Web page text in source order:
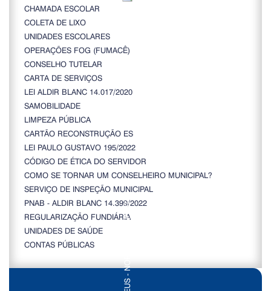
CHAMADA ESCOLAR
COLETA DE LIXO
UNIDADES ESCOLARES
OPERAÇÕES FOG (FUMACÊ)
CONSELHO TUTELAR
CARTA DE SERVIÇOS
LEI ALDIR BLANC 14.017/2020
SAMOBILIDADE
LIMPEZA PÚBLICA
CARTÃO RECONSTRUÇÃO ES
LEI PAULO GUSTAVO 195/2022
CÓDIGO DE ÉTICA DO SERVIDOR
COMO SE TORNAR UM CONSELHEIRO MUNICIPAL?
SERVIÇO DE INSPEÇÃO MUNICIPAL
PNAB - ALDIR BLANC 14.399/2022
REGULARIZAÇÃO FUNDIÁRIA
UNIDADES DE SAÚDE
CONTAS PÚBLICAS